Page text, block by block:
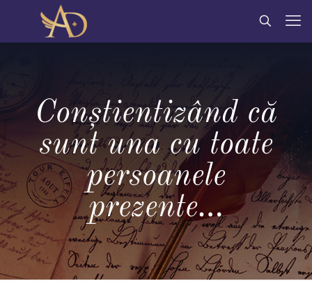
Conştientizând că
sunt una cu toate
persoanele
prezente…